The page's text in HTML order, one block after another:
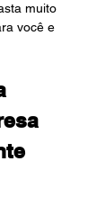
muito
você e